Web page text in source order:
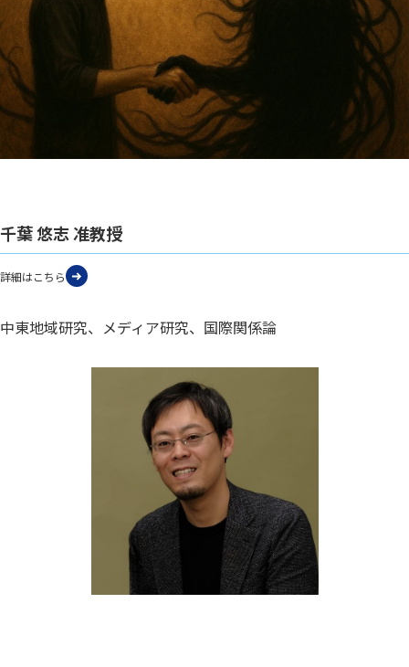
千葉 悠志 准教授
詳細はこちら
中東地域研究、メディア研究、国際関係論